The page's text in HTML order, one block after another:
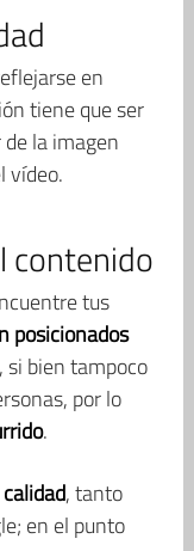
en
tiene que ser
la imagen
vídeo.
contenido
tus
posicionados
si bien tampoco
por lo
.
, tanto
en el punto